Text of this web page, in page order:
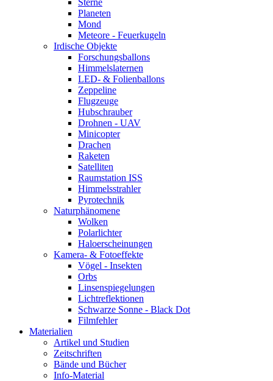
Sterne
Planeten
Mond
Meteore - Feuerkugeln
Irdische Objekte
Forschungsballons
Himmelslaternen
LED- & Folienballons
Zeppeline
Flugzeuge
Hubschrauber
Drohnen - UAV
Minicopter
Drachen
Raketen
Satelliten
Raumstation ISS
Himmelsstrahler
Pyrotechnik
Naturphänomene
Wolken
Polarlichter
Haloerscheinungen
Kamera- & Fotoeffekte
Vögel - Insekten
Orbs
Linsenspiegelungen
Lichtreflektionen
Schwarze Sonne - Black Dot
Filmfehler
Materialien
Artikel und Studien
Zeitschriften
Bände und Bücher
Info-Material